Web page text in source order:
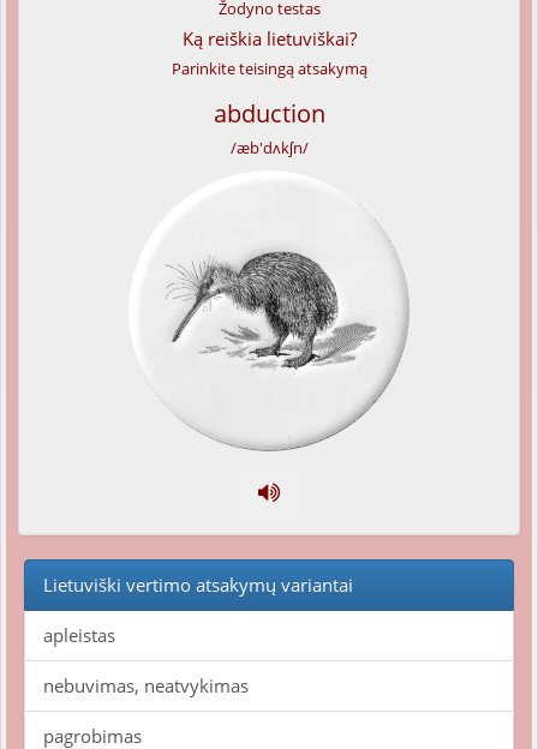
Žodyno testas
Ką reiškia lietuviškai?
Parinkite teisingą atsakymą
abduction
/æb'dʌkʃn/
Lietuviški vertimo atsakymų variantai
apleistas
nebuvimas, neatvykimas
pagrobimas